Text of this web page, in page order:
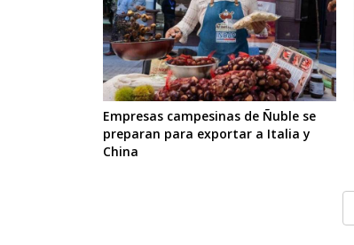
Empresas campesinas de Ñuble se
preparan para exportar a Italia y
China